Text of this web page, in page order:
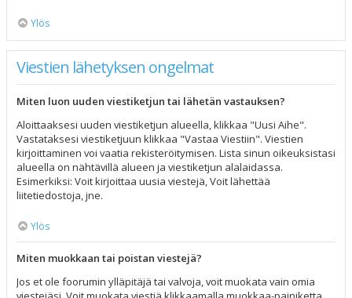
Ylös
Viestien lähetyksen ongelmat
Miten luon uuden viestiketjun tai lähetän vastauksen?
Aloittaaksesi uuden viestiketjun alueella, klikkaa "Uusi Aihe".
Vastataksesi viestiketjuun klikkaa "Vastaa Viestiin". Viestien
kirjoittaminen voi vaatia rekisteröitymisen. Lista sinun oikeuksistasi
alueella on nähtävillä alueen ja viestiketjun alalaidassa.
Esimerkiksi: Voit kirjoittaa uusia viestejä, Voit lähettää
liitetiedostoja, jne.
Ylös
Miten muokkaan tai poistan viestejä?
Jos et ole foorumin ylläpitäjä tai valvoja, voit muokata vain omia